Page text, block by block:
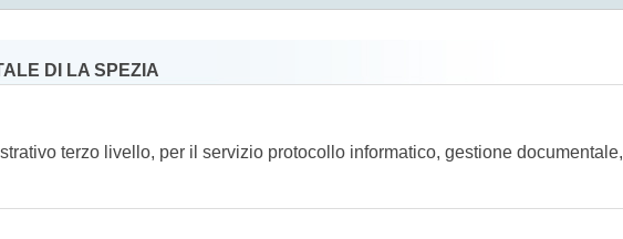
DI LA SPEZIA
terzo livello, per il servizio protocollo informatico, gestione documentale,